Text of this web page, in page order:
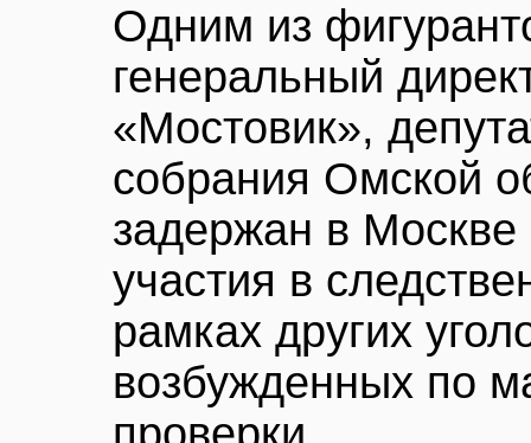
Одним из
генеральный
«Мостовик»,
собрания Омской
задержан в
участия в
рамках других
возбужденных по